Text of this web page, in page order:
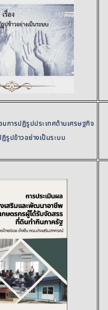
การปฏิรูปประเทศด้านเศรษฐกิจ
รูปข้าวอย่างเป็นระบบ